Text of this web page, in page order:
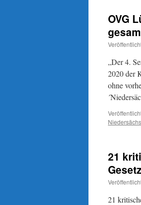
OVG
„Der 4.
2020 der
ohne
21
21